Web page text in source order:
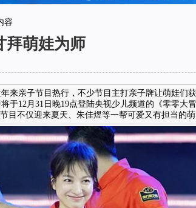
容
拜萌娃为师
来亲子节目热行，不少节目主打亲子牌让萌娃们
于12月31日晚19点登陆央视少儿频道的《零零大
目不仅迎来夏天、朱佳煜等一帮可爱又有担当的萌